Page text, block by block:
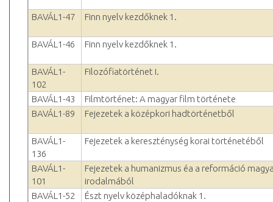
BAVÁL1-47 Finn nyelv kezdőknek 1.
BAVÁL1-46 Finn nyelv kezdőknek 1.
BAVÁL1-
102
Filozófiatörténet I.
BAVÁL1-43
Filmtörténet: A magyar film története
BAVÁL1-89
Fejezetek a középkori hadtörténetből
BAVÁL1-
136
Fejezetek a kereszténység korai történetéből
BAVÁL1-
101
Fejezetek a humanizmus éa a reformáció
irodalmából
BAVÁL1-52
Észt nyelv középhaladóknak 1.